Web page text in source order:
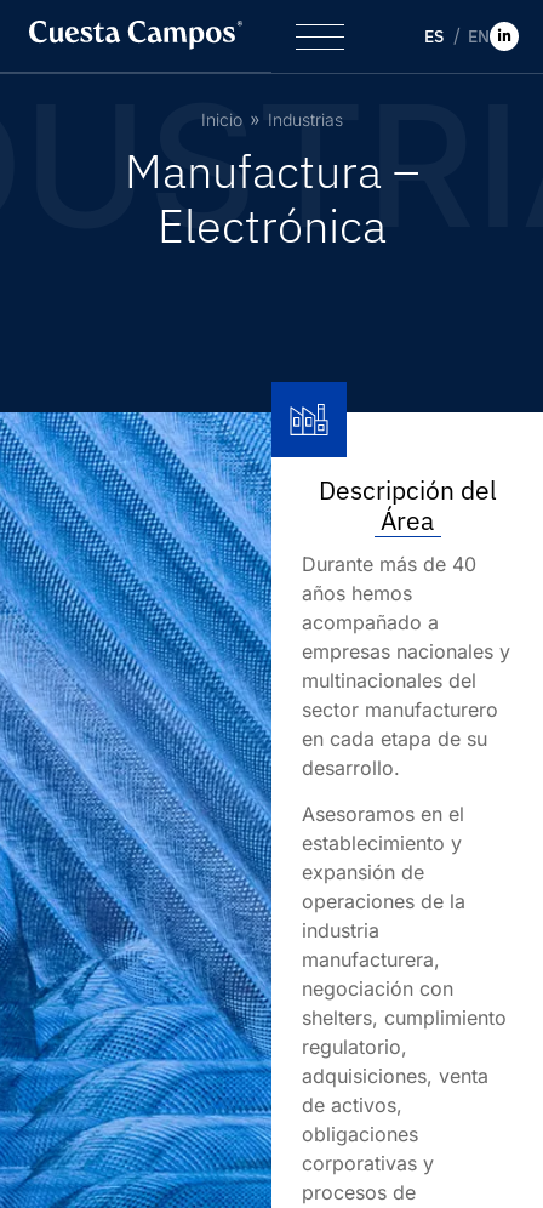
ES EN
Inicio Industrias
Manufactura –
Electrónica
Descripción del
Área
Durante más de 40
años hemos
acompañado a
empresas nacionales y
multinacionales del
sector manufacturero
en cada etapa de su
desarrollo.
Asesoramos en el
establecimiento y
expansión de
operaciones de la
industria
manufacturera,
negociación con
shelters, cumplimiento
regulatorio,
adquisiciones, venta
de activos,
obligaciones
corporativas y
procesos de